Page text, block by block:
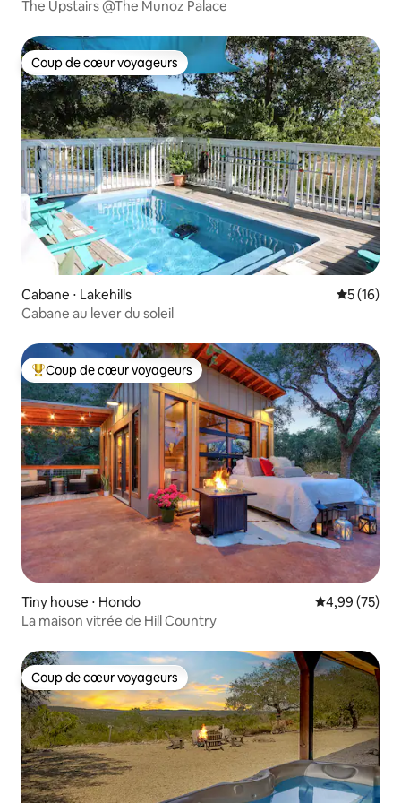
The Upstairs @The Munoz Palace
Coup de cœur voyageurs
Coup de cœur voyageurs
Cabane ⋅ Lakehills
5 (16)
Cabane au lever du soleil
Coups de cœur voyageurs les plus appréciés
Coup de cœur voyageurs
Tiny house ⋅ Hondo Évaluation
4,99 (75)
La maison vitrée de Hill Country
Coup de cœur voyageurs
Coup de cœur voyageurs